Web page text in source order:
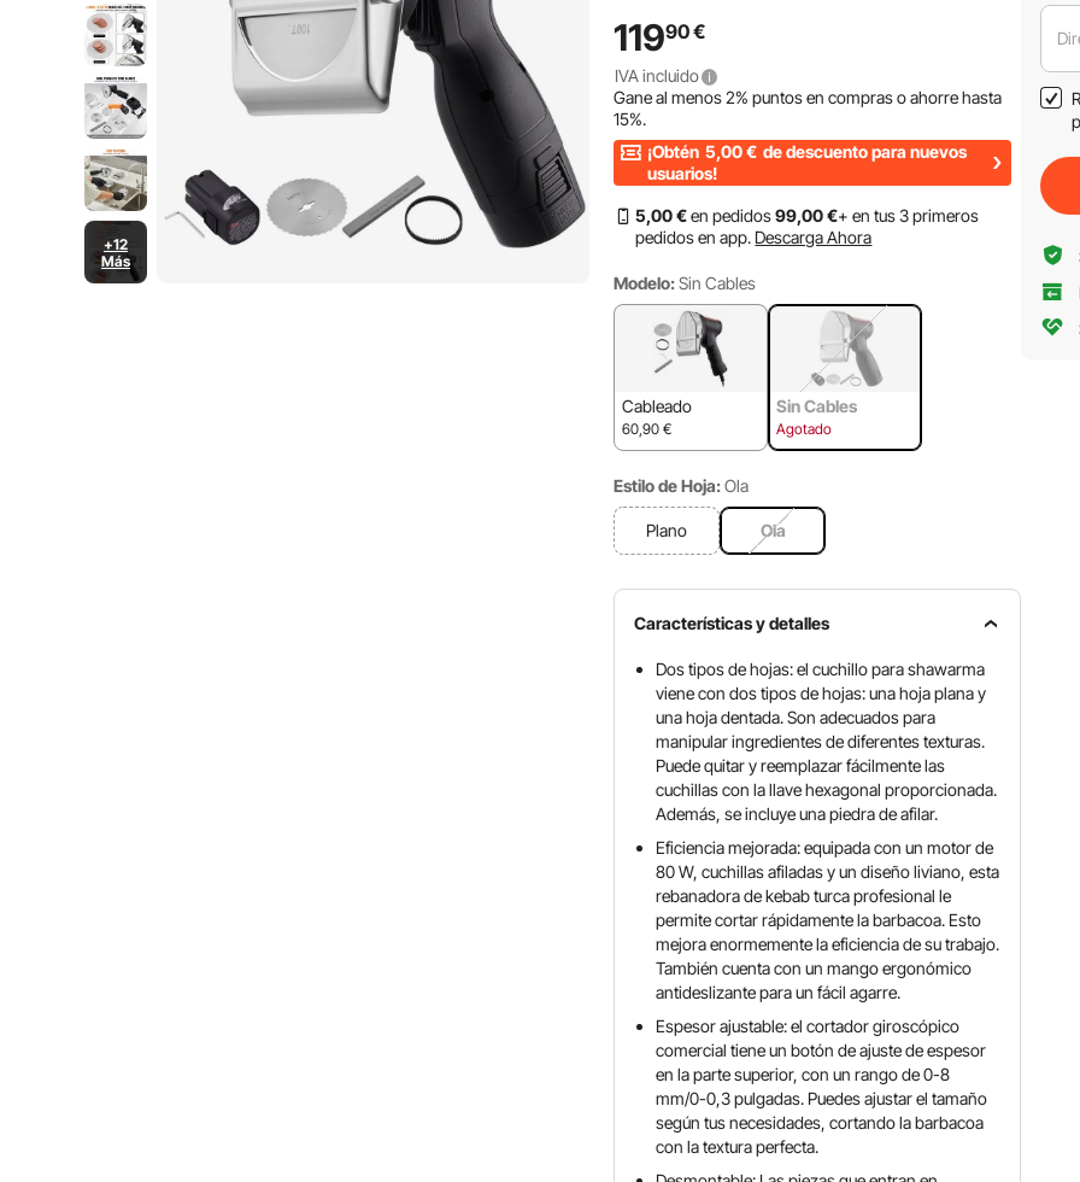
+12
Más
11990€
IVA incluido
Gane al menos2% puntos en compras o ahorre hasta
15%.
¡Obtén 5,00 € de descuento para nuevos
usuarios!
5,00 €en pedidos99,00 €+ en tus 3 primeros
pedidos en app. Descarga Ahora
Modelo: Sin Cables
Cableado
60,90 €
Sin Cables
Agotado
Estilo de Hoja: Ola
Plano Ola
Características y detalles
Dos tipos de hojas: el cuchillo para shawarma
viene con dos tipos de hojas: una hoja plana y
una hoja dentada. Son adecuados para
manipular ingredientes de diferentes texturas.
Puede quitar y reemplazar fácilmente las
cuchillas con la llave hexagonal proporcionada.
Además, se incluye una piedra de afilar.
Eficiencia mejorada: equipada con un motor de
80 W, cuchillas afiladas y un diseño liviano, esta
rebanadora de kebab turca profesional le
permite cortar rápidamente la barbacoa. Esto
mejora enormemente la eficiencia de su trabajo.
También cuenta con un mango ergonómico
antideslizante para un fácil agarre.
Espesor ajustable: el cortador giroscópico
comercial tiene un botón de ajuste de espesor
en la parte superior, con un rango de 0-8
mm/0-0,3 pulgadas. Puedes ajustar el tamaño
según tus necesidades, cortando la barbacoa
con la textura perfecta.